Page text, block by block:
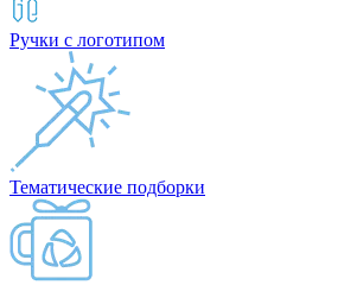
Ручки с логотипом
Тематические подборки